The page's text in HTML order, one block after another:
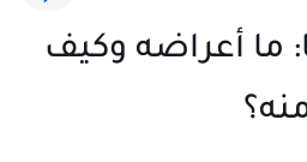
ما أعراضه وكيف